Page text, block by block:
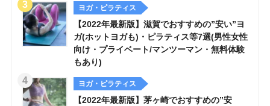
ヨガ・ピラティス
【2022年最新版】滋賀でおすすめの”安い”ヨ
ガ(ホットヨガも)・ピラティス等7選(男性女性
向け・プライベート/マンツーマン・無料体験
もあり)
ヨガ・ピラティス
【2022年最新版】茅ヶ崎でおすすめの”安